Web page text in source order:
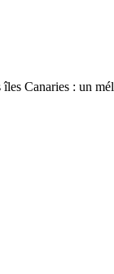
Canaries : un